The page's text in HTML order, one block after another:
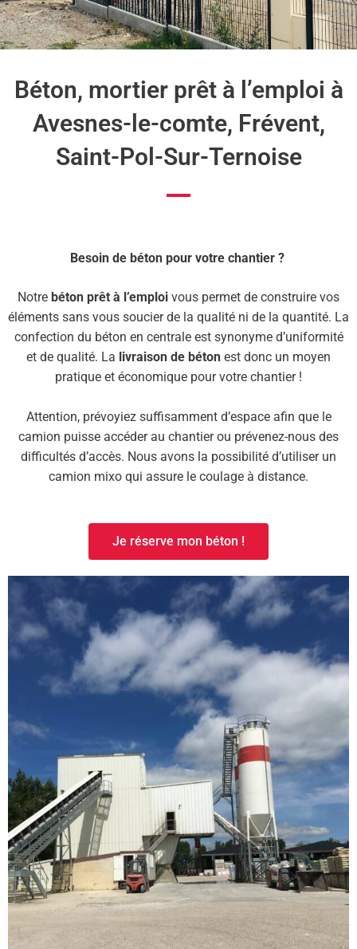
Béton, mortier prêt à l’emploi à
Avesnes-le-comte, Frévent,
Saint-Pol-Sur-Ternoise
Besoin de béton pour votre chantier ?
Notre béton prêt à l’emploi vous permet de construire vos
éléments sans vous soucier de la qualité ni de la quantité. La
confection du béton en centrale est synonyme d’uniformité
et de qualité. La livraison de béton est donc un moyen
pratique et économique pour votre chantier !
Attention, prévoyiez suffisamment d’espace afin que le
camion puisse accéder au chantier ou prévenez-nous des
difficultés d’accès. Nous avons la possibilité d’utiliser un
camion mixo qui assure le coulage à distance.
Je réserve mon béton !